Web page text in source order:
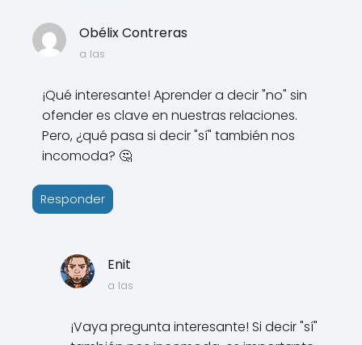
Obélix Contreras
a las
¡Qué interesante! Aprender a decir "no" sin
ofender es clave en nuestras relaciones.
Pero, ¿qué pasa si decir "sí" también nos
incomoda? 🤔
Responder
Enit
a las
¡Vaya pregunta interesante! Si decir "sí"